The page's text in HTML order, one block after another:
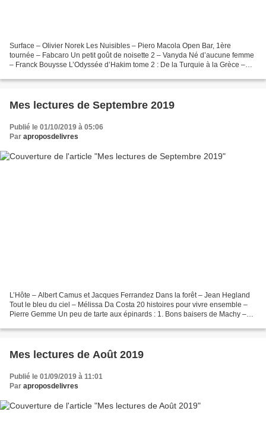
Surface – Olivier Norek Les Nuisibles – Piero Macola Open Bar, 1ère
tournée – Fabcaro Un petit goût de noisette 2 – Vanyda Né d’aucune femme
– Franck Bouysse L’Odyssée d’Hakim tome 2 : De la Turquie à la Grèce –
Mes lectures de Septembre 2019
Publié le 01/10/2019 à 05:06
Par aproposdelivres
L’Hôte – Albert Camus et Jacques Ferrandez Dans la forêt – Jean Hegland
Tout le bleu du ciel – Mélissa Da Costa 20 histoires pour vivre ensemble –
Pierre Gemme Un peu de tarte aux épinards : 1. Bons baisers de Machy –
Mes lectures de Août 2019
Publié le 01/09/2019 à 11:01
Par aproposdelivres